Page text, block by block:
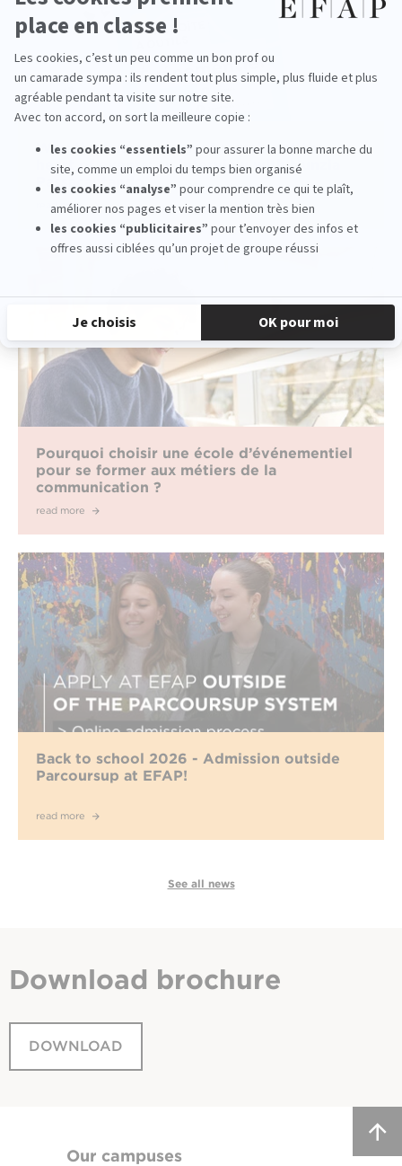
Why the human element remains at the
heart of events: an interview with Nunzia
Passacantando
read more
Pourquoi choisir une école d’événementiel
pour se former aux métiers de la
communication ?
read more
Back to school 2026 - Admission outside
Parcoursup at EFAP!
read more
See all news
Download brochure
DOWNLOAD
Our campuses